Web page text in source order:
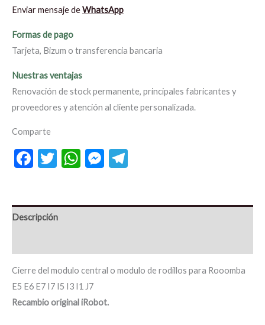
Enviar mensaje deWhatsApp
Formas de pago
Tarjeta, Bizum o transferencia bancaria
Nuestras ventajas
Renovación de stock permanente, principales fabricantes y
proveedores y atención al cliente personalizada.
Comparte
Facebook
Twitter
WhatsApp
Messenger
Descripción
Cierre del modulo central o modulo de rodillos para Rooomba
E5 E6 E7 I7 I5 I3 I1 J7
Recambio original iRobot.